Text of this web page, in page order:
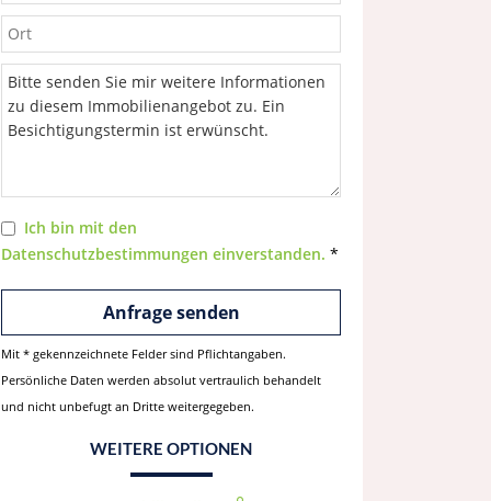
Ich bin mit den
Datenschutzbestimmungen einverstanden. *
Mit * gekennzeichnete Felder sind Pflichtangaben.
Persönliche Daten werden absolut vertraulich behandelt
und nicht unbefugt an Dritte weitergegeben.
WEITERE OPTIONEN